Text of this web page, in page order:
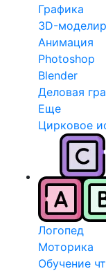
Графика
3D-
Анимация
Photoshop
Blender
Деловая
Еще
Цирковое
Логопед
Моторика
Обучение